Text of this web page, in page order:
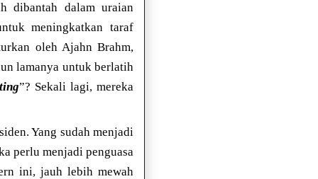
dibantah dalam uraian
meningkatkan taraf
oleh Ajahn Brahm,
lamanya untuk berlatih
”? Sekali lagi, mereka
Yang sudah menjadi
perlu menjadi penguasa
ini, jauh lebih mewah